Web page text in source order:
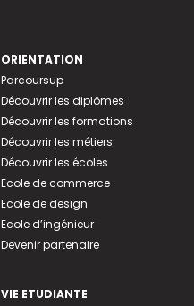
ORIENTATION
Parcoursup
Découvrir les diplômes
Découvrir les formations
Découvrir les métiers
Découvrir les écoles
Ecole de commerce
Ecole de design
Ecole d’ingénieur
Devenir partenaire
VIE ETUDIANTE